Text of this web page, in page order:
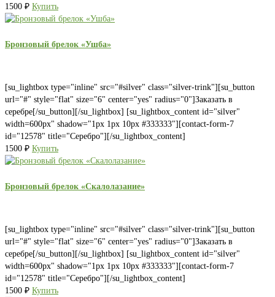
1500 ₽ Купить
Бронзовый брелок «Ушба»
[su_lightbox type="inline" src="#silver" class="silver-trink"][su_button
url="#" style="flat" size="6" center="yes" radius="0"]Заказать в
серебре[/su_button][/su_lightbox] [su_lightbox_content id="silver"
width=600px" shadow="1px 1px 10px #333333"][contact-form-7
id="12578" title="Серебро"][/su_lightbox_content]
1500 ₽ Купить
Бронзовый брелок «Скалолазание»
[su_lightbox type="inline" src="#silver" class="silver-trink"][su_button
url="#" style="flat" size="6" center="yes" radius="0"]Заказать в
серебре[/su_button][/su_lightbox] [su_lightbox_content id="silver"
width=600px" shadow="1px 1px 10px #333333"][contact-form-7
id="12578" title="Серебро"][/su_lightbox_content]
1500 ₽ Купить